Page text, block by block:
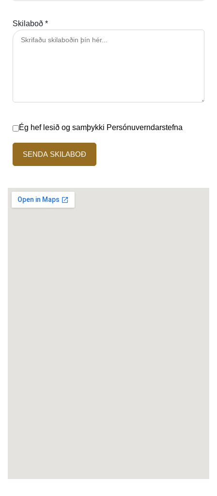
Skilaboð *
Ég hef lesið og samþykki Persónuverndarstefna
favor,
campo
vacío.